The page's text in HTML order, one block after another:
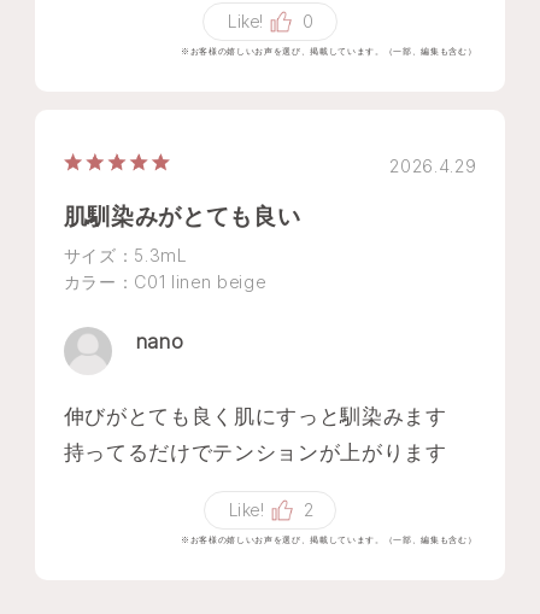
Like! 0
※お客様の嬉しいお声を選び、掲載しています。（一部、編集も含む）
2026.4.29
肌馴染みがとても良い
サイズ：5.3mL
カラー：C01 linen beige
nano
伸びがとても良く肌にすっと馴染みます
持ってるだけでテンションが上がります
Like! 2
※お客様の嬉しいお声を選び、掲載しています。（一部、編集も含む）